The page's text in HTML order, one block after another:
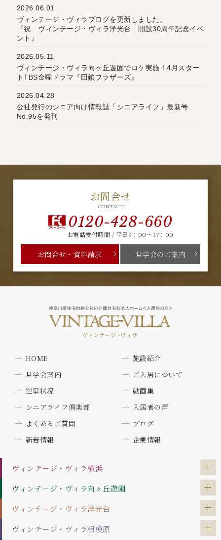
2026.06.01
ヴィンテージ・ヴィラブログを更新しました。
『祝 ヴィンテージ・ヴィラ洋光台 開設30周年記念イベ
ント』
2026.05.11
ヴィンテージ・ヴィラ向ヶ丘遊園でロケ実施！4月スター
トTBS金曜ドラマ『田鎖ブラザーズ』
2026.04.28
公社発行のシニア向け情報誌「シニアライフ」最新号
No.95を発刊
お問合せ
CONTACT
0120-428-660
お電話受付時間 / 平日9：00～17：00
お問合せ・資料請求 見学会のご案内
HOME
施設紹介
見学会案内
ご入居について
空室状況
動画集
シニアライフ倶楽部
入居者の声
よくあるご質問
ブログ
新着情報
企業情報
ヴィンテージ・ヴィラ横浜
ヴィンテージ・ヴィラ向ヶ丘遊園
ヴィンテージ・ヴィラ洋光台
ヴィンテージ・ヴィラ相模原